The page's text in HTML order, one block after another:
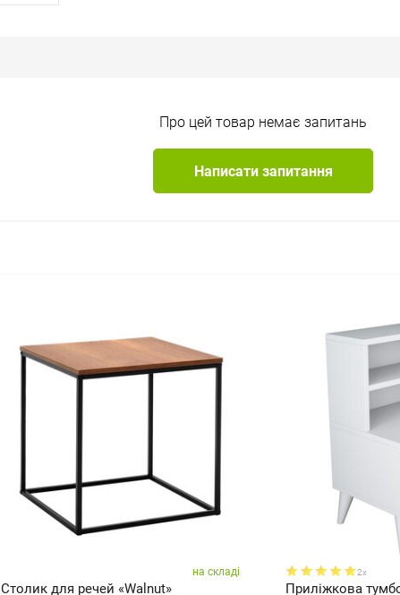
Про цей товар немає запитань
Написати запитання
на складі
Столик для речей «Walnut»
2x
Приліжкова